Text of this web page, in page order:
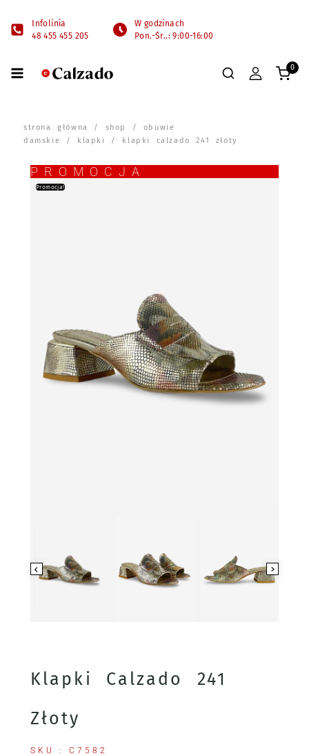
Infolinia
48 455 455 205
W godzinach
Pon.-Śr..: 9:00-16:00
0
strona główna / shop / obuwie
damskie / klapki / klapki calzado 241 złoty
Klapki Calzado 241
Złoty
SKU : C7582
PROMOCJA
Promocja!